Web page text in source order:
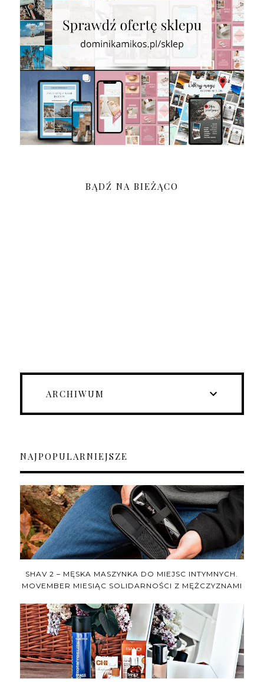
BĄDŹ NA BIEŻĄCO
ARCHIWUM
NAJPOPULARNIEJSZE
SHAV 2 – MĘSKA MASZYNKA DO MIEJSC INTYMNYCH.
MOVEMBER MIESIĄC SOLIDARNOŚCI Z MĘŻCZYZNAMI